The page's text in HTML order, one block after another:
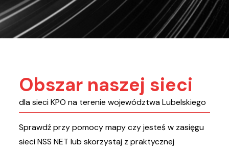
Obszar naszej sieci
dla sieci KPO na terenie województwa Lubelskiego
Sprawdź przy pomocy mapy czy jesteś w zasięgu
sieci NSS NET lub skorzystaj z praktycznej